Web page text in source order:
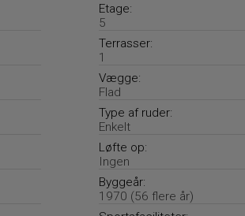
Etage:
5
Terrasser:
1
Vægge:
Flad
Type af ruder:
Enkelt
Løfte op:
Ingen
Byggeår:
1970 (56 flere år)